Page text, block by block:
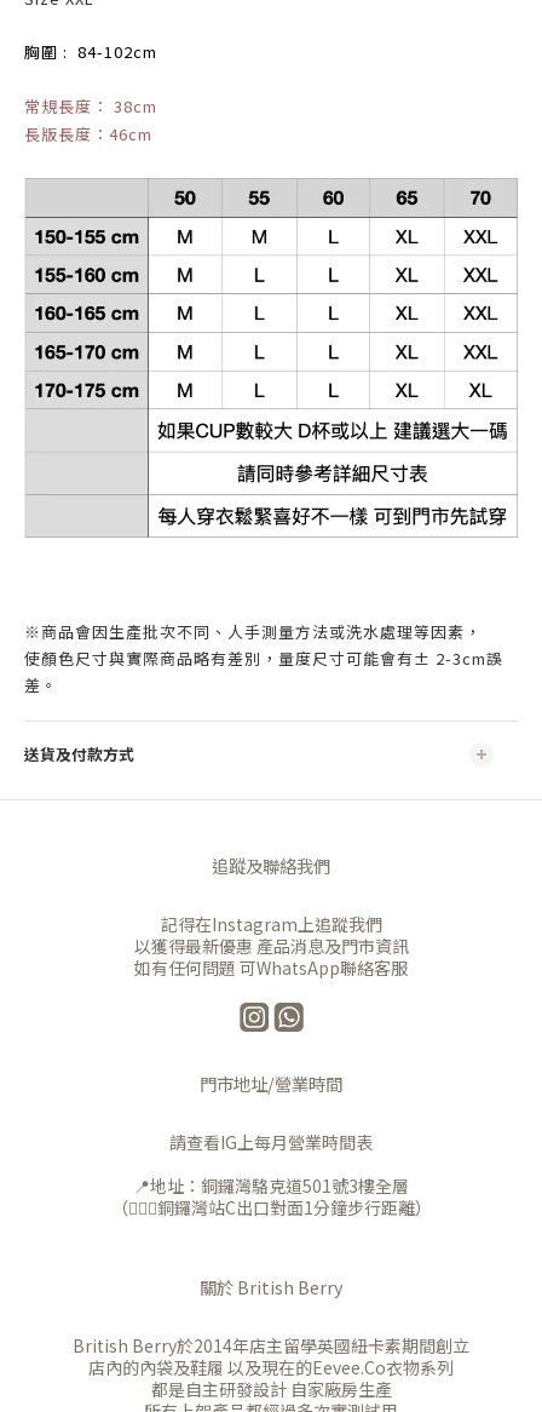
胸圍 : 84-102cm
常規長度： 38cm
長版長度：46cm
※商品會因生產批次不同、人手測量方法或洗水處理等因素，
使顏色尺寸與實際商品略有差別，量度尺寸可能會有± 2-3cm誤
差。
送貨及付款方式
追蹤及聯絡我們
記得在Instagram上追蹤我們
以獲得最新優惠 產品消息及門市資訊
如有任何問題 可WhatsApp聯絡客服
門市地址/營業時間
請查看IG上每月營業時間表
📍地址：銅鑼灣駱克道501號3樓全層
（🚶🏻‍♀️銅鑼灣站C出口對面1分鐘步行距離）
關於 British Berry
British Berry於2014年店主留學英國紐卡素期間創立
店內的內袋及鞋履 以及現在的Eevee.Co衣物系列
都是自主研發設計 自家廠房生產